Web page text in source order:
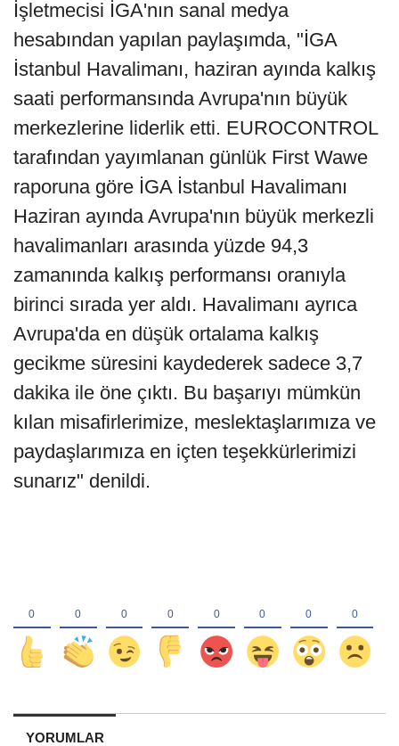
İşletmecisi İGA'nın sanal medya
hesabından yapılan paylaşımda, "İGA
İstanbul Havalimanı, haziran ayında kalkış
saati performansında Avrupa'nın büyük
merkezlerine liderlik etti. EUROCONTROL
tarafından yayımlanan günlük First Wawe
raporuna göre İGA İstanbul Havalimanı
Haziran ayında Avrupa'nın büyük merkezli
havalimanları arasında yüzde 94,3
zamanında kalkış performansı oranıyla
birinci sırada yer aldı. Havalimanı ayrıca
Avrupa'da en düşük ortalama kalkış
gecikme süresini kaydederek sadece 3,7
dakika ile öne çıktı. Bu başarıyı mümkün
kılan misafirlerimize, meslektaşlarımıza ve
paydaşlarımıza en içten teşekkürlerimizi
sunarız" denildi.
YORUMLAR